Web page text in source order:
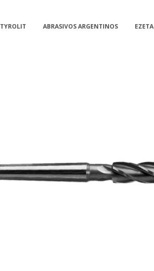
TYROLIT ABRASIVOS ARGENTINOS EZETA
ZOOM VIEW